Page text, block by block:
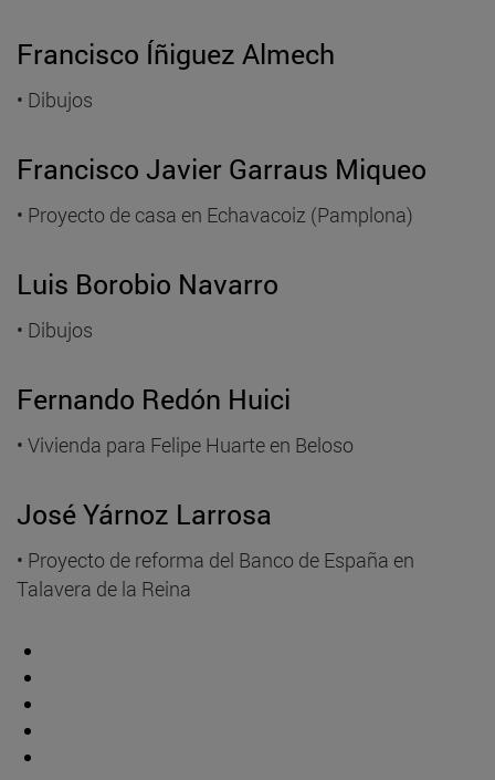
Francisco Íñiguez Almech
• Dibujos
Francisco Javier Garraus Miqueo
• Proyecto de casa en Echavacoiz (Pamplona)
Luis Borobio Navarro
• Dibujos
Fernando Redón Huici
• Vivienda para Felipe Huarte en Beloso
José Yárnoz Larrosa
• Proyecto de reforma del Banco de España en
Talavera de la Reina